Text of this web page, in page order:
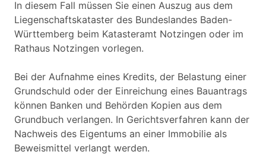
In diesem Fall müssen Sie einen Auszug aus dem
Liegenschaftskataster des Bundeslandes Baden-
Württemberg beim Katasteramt Notzingen oder im
Rathaus Notzingen vorlegen.
Bei der Aufnahme eines Kredits, der Belastung einer
Grundschuld oder der Einreichung eines Bauantrags
können Banken und Behörden Kopien aus dem
Grundbuch verlangen. In Gerichtsverfahren kann der
Nachweis des Eigentums an einer Immobilie als
Beweismittel verlangt werden.